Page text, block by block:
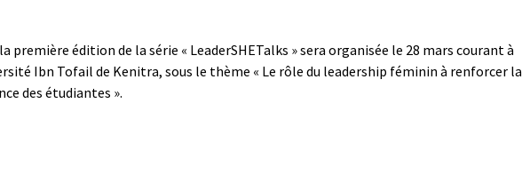
première édition de la série « LeaderSHETalks » sera organisée le 28 mars courant à
Ibn Tofail de Kenitra, sous le thème « Le rôle du leadership féminin à renforcer la
des étudiantes ».